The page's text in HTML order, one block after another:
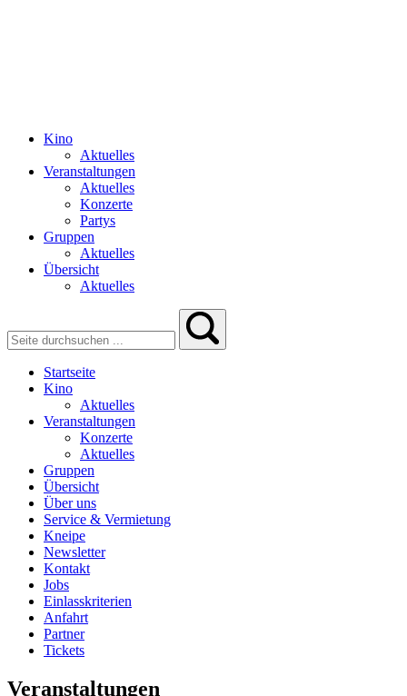
Kino
Aktuelles
Veranstaltungen
Aktuelles
Konzerte
Partys
Gruppen
Aktuelles
Übersicht
Aktuelles
Startseite
Kino
Aktuelles
Veranstaltungen
Konzerte
Aktuelles
Gruppen
Übersicht
Über uns
Service & Vermietung
Kneipe
Newsletter
Kontakt
Jobs
Einlasskriterien
Anfahrt
Partner
Tickets
Veranstaltungen